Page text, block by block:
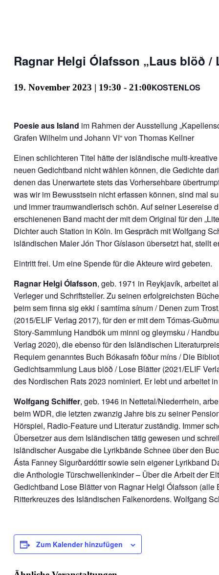
Ragnar Helgi Ólafsson „Laus blöð /
19. November 2023 | 19:30 - 21:00KOSTENLOS
Poesie aus Island im Rahmen der Ausstellung
Grafen Wilhelm und Johann VI“ von Thomas Kellner
Einen schlichteren Titel hätte der isländische multi-
neuen Gedichtband nicht wählen können, die Gedichte
denen das Unerwartete stets das Vorhersehbare
was wir im Bewusstsein nicht erfassen können, sind mal
und immer traumwandlerisch schön. Auf seiner Lesereise
erschienenen Band macht der mit dem Original für den
Dichter auch Station in Köln. Im Gespräch mit Wolfgang
isländischen Maler Jón Thor Gíslason übersetzt hat, stellt
Eintritt frei. Um eine Spende für die Akteure wird gebeten.
Ragnar Helgi Ólafsson, geb. 1971 in Reykjavík, arbeitet
Verleger und Schriftsteller. Zu seinen erfolgreichsten
þeim sem finna sig ekki í samtíma sínum / Denen zum
(2015/ELIF Verlag 2017), für den er mit dem Tómas-
Story-Sammlung Handbók um minni og gleymsku /
Verlag 2020), die ebenso für den Isländischen
Requiem genanntes Buch Bókasafn föður míns / Die
Gedichtsammlung Laus blöð / Lose Blätter (2021/ELIF
des Nordischen Rats 2023 nominiert. Er lebt und arbeitet
Wolfgang Schiffer, geb. 1946 in Nettetal/Niederrhein,
beim WDR, die letzten zwanzig Jahre bis zu seiner
Hörspiel, Radio-Feature und Literatur zuständig. Immer
Übersetzer aus dem Isländischen tätig gewesen und
isländischer Ausgabe die Lyrikbände Schnee über den
Ásta Fanney Sigurðardóttir sowie sein eigener Lyrikband
die Anthologie Türschwellenkinder – Über die Arbeit der
Gedichtband Lose Blätter von Ragnar Helgi Ólafsson
Ritterkreuzes des Isländischen Falkenordens. Wolfgang
Zum Kalender hinzufügen